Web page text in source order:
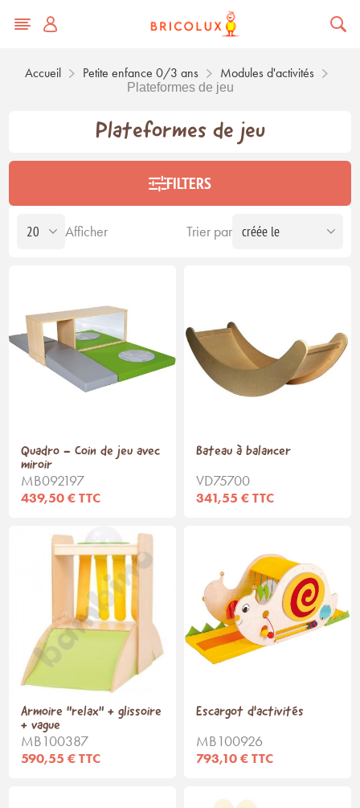
Accueil Petite enfance 0/3 ans Modules d'activités
Plateformes de jeu
Plateformes de jeu
FILTERS
Trier par
Afficher
Quadro - Coin de jeu avec
miroir
MB092197
439,50 € TTC
Bateau à balancer
VD75700
341,55 € TTC
Armoire "relax" + glissoire
+ vague
MB100387
590,55 € TTC
Escargot d'activités
MB100926
793,10 € TTC